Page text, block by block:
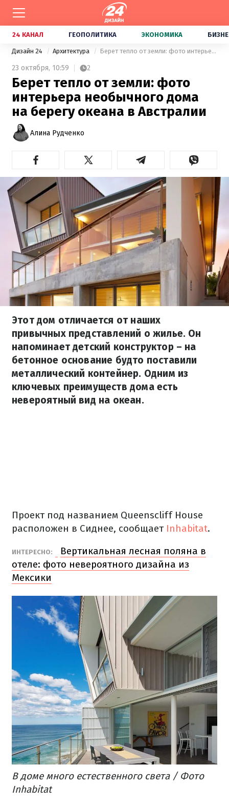
24 КАНАЛ ГЕОПОЛИТИКА ЭКОНОМИКА
Дизайн 24 Архитектура Берет тепло от земли: фото интерьера необычного дома на берегу океана в Австралии
23 октября, 10:59 2
Берет тепло от земли: фото
интерьера необычного дома
на берегу океана в Австралии
Алина Рудченко
Этот дом отличается от наших
привычных представлений о жилье. Он
напоминает детский конструктор – на
бетонное основание будто поставили
металлический контейнер. Одним из
ключевых преимуществ дома есть
невероятный вид на океан.
Проект под названием Queenscliff House
расположен в Сиднее, сообщает Inhabitat.
ИНТЕРЕСНО:
Вертикальная лесная поляна в
отеле: фото невероятного дизайна из
Мексики
В доме много естественного света / Фото
Inhabitat